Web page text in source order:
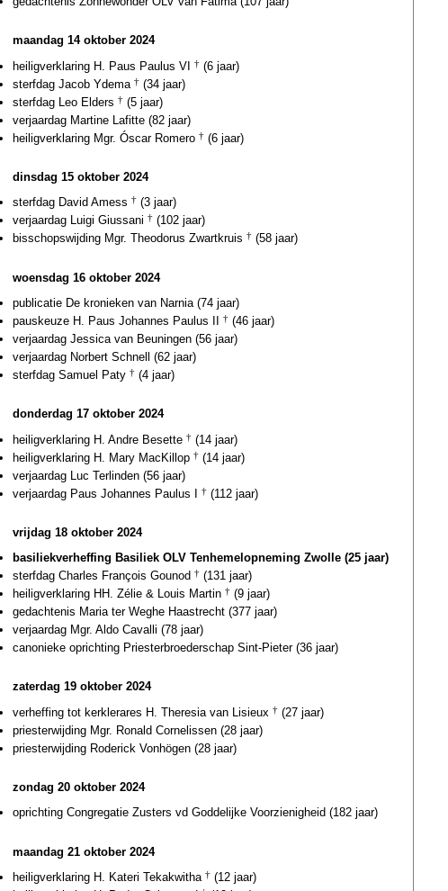
maandag 14 oktober 2024
heiligverklaring H. Paus Paulus VI † (6 jaar)
sterfdag Jacob Ydema † (34 jaar)
sterfdag Leo Elders † (5 jaar)
verjaardag Martine Lafitte (82 jaar)
heiligverklaring Mgr. Óscar Romero † (6 jaar)
dinsdag 15 oktober 2024
sterfdag David Amess † (3 jaar)
verjaardag Luigi Giussani † (102 jaar)
bisschopswijding Mgr. Theodorus Zwartkruis † (58 jaar)
woensdag 16 oktober 2024
publicatie De kronieken van Narnia (74 jaar)
pauskeuze H. Paus Johannes Paulus II
† (46 jaar)
verjaardag Jessica van Beuningen (56 jaar)
verjaardag Norbert Schnell (62 jaar)
sterfdag Samuel Paty † (4 jaar)
donderdag 17 oktober 2024
heiligverklaring H. Andre Besette † (14 jaar)
heiligverklaring H. Mary MacKillop † (14 jaar)
verjaardag Luc Terlinden (56 jaar)
verjaardag Paus Johannes Paulus I † (112 jaar)
vrijdag 18 oktober 2024
basiliekverheffing Basiliek OLV Tenhemelopneming Zwolle (25 jaar)
sterfdag Charles François Gounod † (131 jaar)
heiligverklaring HH. Zélie & Louis Martin † (9 jaar)
gedachtenis Maria ter Weghe Haastrecht (377 jaar)
verjaardag Mgr. Aldo Cavalli (78 jaar)
canonieke oprichting Priesterbroederschap Sint-Pieter (36 jaar)
zaterdag 19 oktober 2024
verheffing tot kerklerares H. Theresia van Lisieux † (27 jaar)
priesterwijding Mgr. Ronald Cornelissen (28 jaar)
priesterwijding Roderick Vonhögen (28 jaar)
zondag 20 oktober 2024
oprichting Congregatie Zusters vd Goddelijke Voorzienigheid (182 jaar)
maandag 21 oktober 2024
heiligverklaring H. Kateri Tekakwitha † (12 jaar)